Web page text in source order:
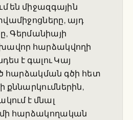
են միջազգային
այդ
ը, Գերմանիայի
հարձակվողի
է գալու Կայ
հարձակման գծի հետ
է մնալ
հարձակողական